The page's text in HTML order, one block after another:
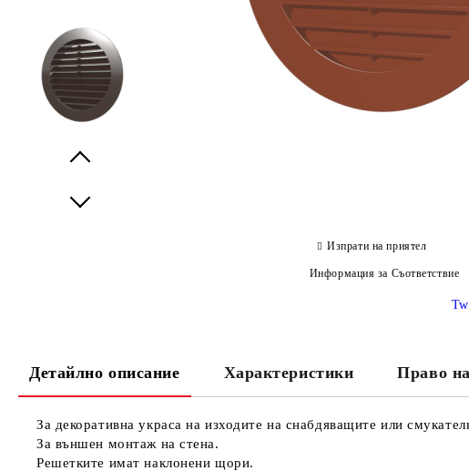
Изпрати на приятел
Информация за Съответствие
Детайлно описание Характеристики Право
За декоративна украса на изходите на снабдяващите или
За външен монтаж на стена.
Решетките имат наклонени щори.